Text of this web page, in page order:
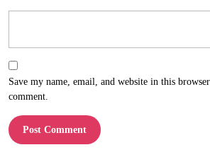
Save my name, email, and website in this
comment.